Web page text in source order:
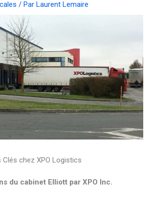
/ Par Laurent Lemaire
chez XPO Logistics
du cabinet Elliott par XPO Inc.